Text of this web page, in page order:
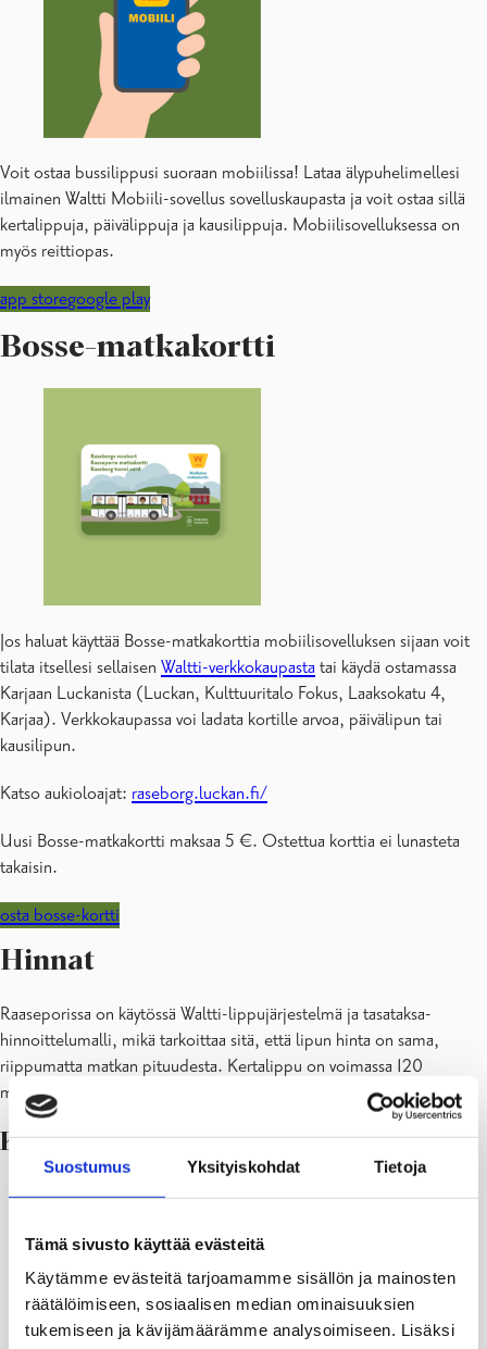
Suostumus Yksityiskohdat Tietoja
Tämä sivusto käyttää evästeitä
Käytämme evästeitä tarjoamamme sisällön ja mainosten
räätälöimiseen, sosiaalisen median ominaisuuksien
tukemiseen ja kävijämäärämme analysoimiseen. Lisäksi
Voit ostaa bussilippusi suoraan mobiilissa! Lataa älypuhelimellesi
ilmainen Waltti Mobiili-sovellus sovelluskaupasta ja voit ostaa sillä
kertalippuja, päivälippuja ja kausilippuja. Mobiilisovelluksessa on
myös reittiopas.
app storegoogle play
Bosse-matkakortti
Jos haluat käyttää Bosse-matkakorttia mobiilisovelluksen sijaan voit
tilata itsellesi sellaisen Waltti-verkkokaupasta tai käydä ostamassa
Karjaan Luckanista (Luckan, Kulttuuritalo Fokus, Laaksokatu 4,
Karjaa). Verkkokaupassa voi ladata kortille arvoa, päivälipun tai
kausilipun.
Katso aukioloajat: raseborg.luckan.fi/
Uusi Bosse-matkakortti maksaa 5 €. Ostettua korttia ei lunasteta
takaisin.
osta bosse-kortti
Hinnat
Raaseporissa on käytössä Waltti-lippujärjestelmä ja tasataksa-
hinnoittelumalli, mikä tarkoittaa sitä, että lipun hinta on sama,
riippumatta matkan pituudesta. Kertalippu on voimassa 120
minuuttia osto- tai leimaushetkestä.
Kertalippu 1.1.2025-
Aikuinen
vanhemmat)
Lapsi
Kertalippu (ostettuna
kuljettajalta/Luckan/R-
3,80 € 1,90 € 3,80